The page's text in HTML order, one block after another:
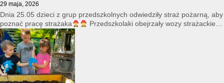
29 maja, 2026
Dnia 25.05 dzieci z grup przedszkolnych odwiedziły straż pożarną, aby
poznać pracę strażaka
Przedszkolaki obejrzały wozy strażackie
i...